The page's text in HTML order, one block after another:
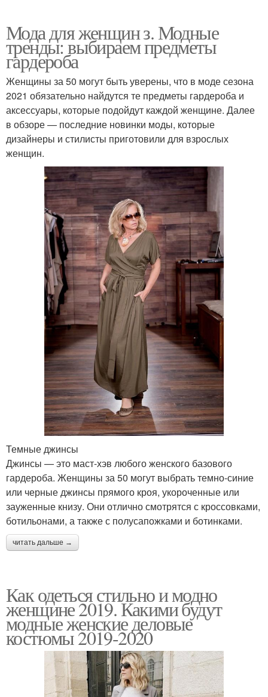
Мода для женщин з. Модные
тренды: выбираем предметы
гардероба
Женщины за 50 могут быть уверены, что в моде сезона
2021 обязательно найдутся те предметы гардероба и
аксессуары, которые подойдут каждой женщине. Далее
в обзоре — последние новинки моды, которые
дизайнеры и стилисты приготовили для взрослых
женщин.
Темные джинсы
Джинсы — это маст-хэв любого женского базового
гардероба. Женщины за 50 могут выбрать темно-синие
или черные джинсы прямого кроя, укороченные или
зауженные книзу. Они отлично смотрятся с кроссовками,
ботильонами, а также с полусапожками и ботинками.
читать дальше →
Как одеться стильно и модно
женщине 2019. Какими будут
модные женские деловые
костюмы 2019-2020